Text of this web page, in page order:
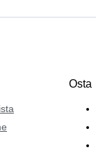
Osta